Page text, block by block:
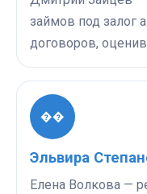
займов под залог
договоров,
��
Эльвира
Елена Волкова —